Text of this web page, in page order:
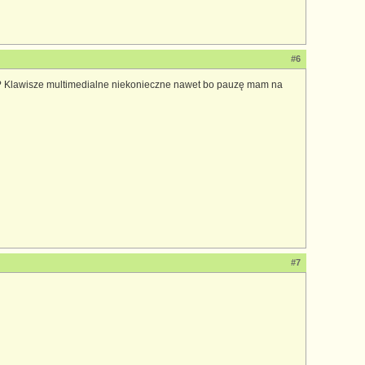
#6
multimedialne niekonieczne nawet bo pauzę mam na
#7